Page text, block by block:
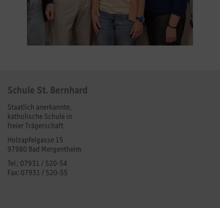
Schule St. Bernhard
Staatlich anerkannte,
katholische Schule in
freier Trägerschaft
Holzapfelgasse 15
97980 Bad Mergentheim
Tel.: 07931 / 520-54
Fax: 07931 / 520-55